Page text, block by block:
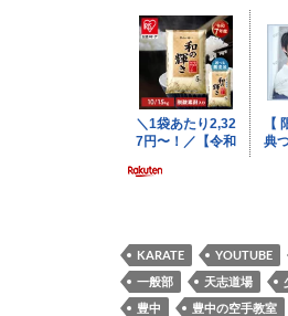
KARATE YOUTUBE
一般部
天志道場
豊中
豊中の空手教室